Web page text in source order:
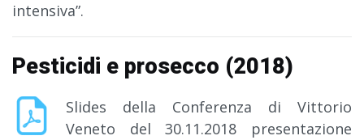
intensiva”.
Pesticidi e prosecco (2018)
Slides della Conferenza di Vittorio
Veneto del 30.11.2018 presentazione